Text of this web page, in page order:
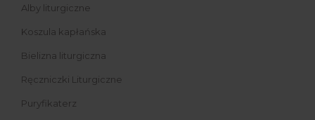
Alby liturgiczne
Koszula kapłańska
Bielizna liturgiczna
Ręczniczki Liturgiczne
Puryfikaterz